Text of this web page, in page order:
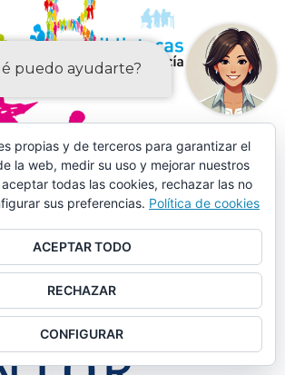
EN AULA MENTOR CASARICHE
propias y de terceros para garantizar el
la web, medir su uso y mejorar nuestros
todas las cookies, rechazar las no
sus preferencias. Política de cookies
ACEPTAR TODO
RECHAZAR
CONFIGURAR